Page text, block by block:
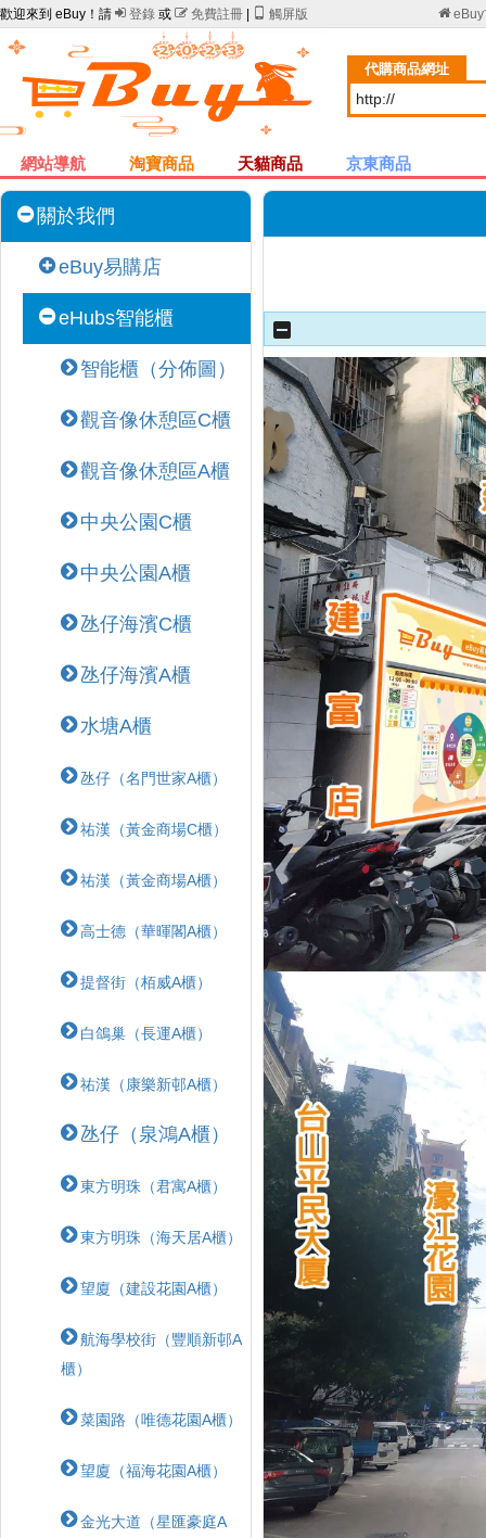
歡迎來到 eBuy！請  登錄 或  免費註冊 觸屏版 eBuy
代購商品網址
網站導航 淘寶商品 天貓商品 京東商品
關於我們
eBuy易購店
eHubs智能櫃
智能櫃（分佈圖）
觀音像休憩區C櫃
觀音像休憩區A櫃
中央公園C櫃
中央公園A櫃
氹仔海濱C櫃
氹仔海濱A櫃
水塘A櫃
氹仔（名門世家A櫃）
祐漢（黃金商場C櫃）
祐漢（黃金商場A櫃）
高士德（華暉閣A櫃）
提督街（栢威A櫃）
白鴿巢（長運A櫃）
祐漢（康樂新邨A櫃）
氹仔（泉鴻A櫃）
東方明珠（君寓A櫃）
東方明珠（海天居A櫃）
望廈（建設花園A櫃）
航海學校街（豐順新邨A
櫃）
菜園路（唯德花園A櫃）
望廈（福海花園A櫃）
金光大道（星匯豪庭A